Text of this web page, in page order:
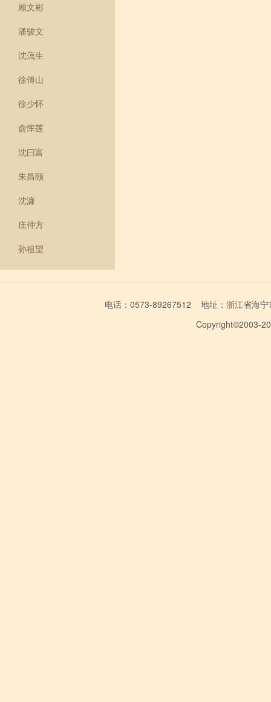
顾文彬
潘骏文
沈蕅生
徐傅山
徐少怀
俞恽莲
沈曰富
朱昌颐
沈濂
庄仲方
孙祖望
电话：0573-89267512 地址：浙江省海
Copyright©2003-